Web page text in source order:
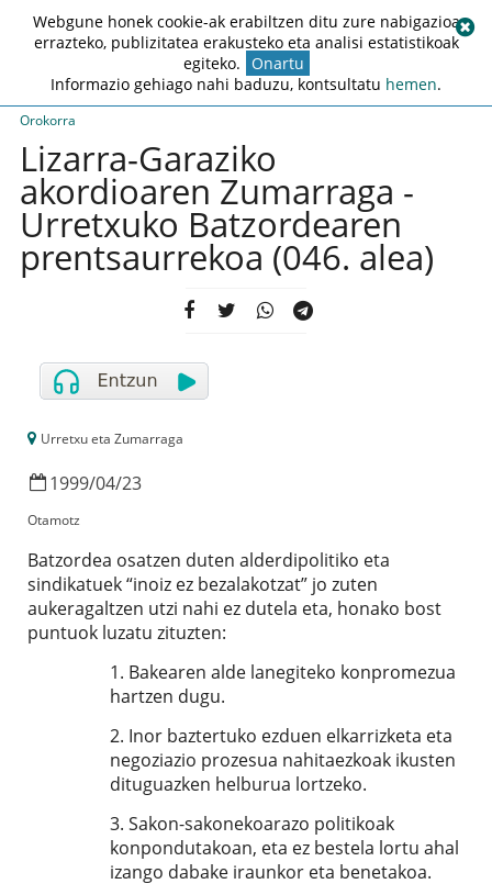
Orokorra
Lizarra-Garaziko
akordioaren Zumarraga -
Urretxuko Batzordearen
prentsaurrekoa (046. alea)
Urretxu eta Zumarraga
1999/04/23
Otamotz
Batzordea osatzen duten alderdipolitiko eta
sindikatuek “inoiz ez bezalakotzat” jo zuten
aukeragaltzen utzi nahi ez dutela eta, honako bost
puntuok luzatu zituzten:
1. Bakearen alde lanegiteko konpromezua
hartzen dugu.
2. Inor baztertuko ezduen elkarrizketa eta
negoziazio prozesua nahitaezkoak ikusten
dituguazken helburua lortzeko.
3. Sakon-sakonekoarazo politikoak
konpondutakoan, eta ez bestela lortu ahal
izango dabake iraunkor eta benetakoa.
Webgune honek cookie-ak erabiltzen ditu zure nabigazioa
errazteko, publizitatea erakusteko eta analisi estatistikoak
egiteko. Onartu
Informazio gehiago nahi baduzu, kontsultatu hemen.